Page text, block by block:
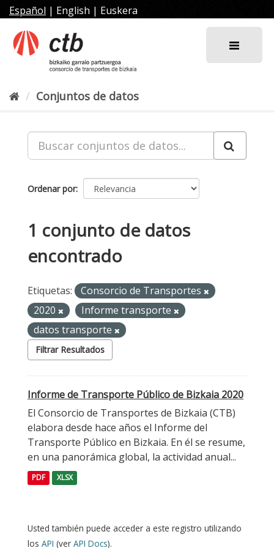
al
contenido
Español | English | Euskera
Conjuntos de datos
Ordenar por
1 conjunto de datos
encontrado
Etiquetas:
Consorcio de Transportes
2020
Informe transporte
datos transporte
Filtrar Resultados
Informe de Transporte Público de Bizkaia 2020
El Consorcio de Transportes de Bizkaia (CTB)
elabora desde hace años el Informe del
Transporte Público en Bizkaia. En él se resume,
en una panorámica global, la actividad anual...
PDF XLSX
Usted también puede acceder a este registro utilizando
los API (ver API Docs).